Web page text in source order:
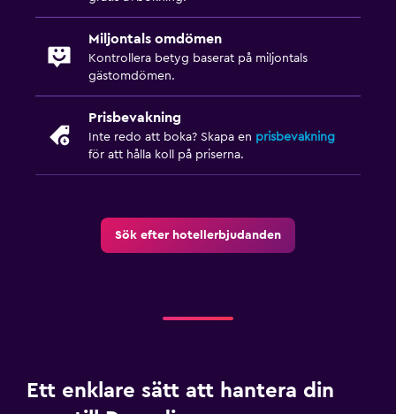
Tvättstuga
Tvätt-/kemtvättsservice
Strykjärn och strykbräda
Torkställ för kläder
Elektriska filtar
Minibar
Miljontals omdömen
Kontrollera betyg baserat på miljontals
gästomdömen.
Prisbevakning
Inte redo att boka? Skapa en prisbevakning
för att hålla koll på priserna.
Sök efter hotellerbjudanden
Ett enklare sätt att hantera din